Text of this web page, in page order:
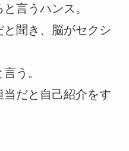
言うハンス。
聞き、脳がセクシ
う。
だと自己紹介をす